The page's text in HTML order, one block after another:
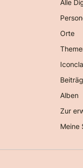
Alle
Orte
Alben
Zur
Meine